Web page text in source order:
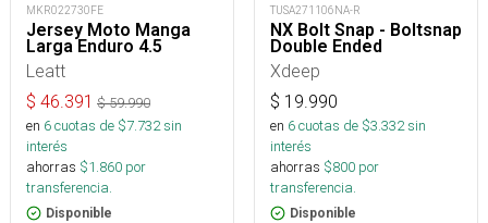
MKR022730FE
Jersey Moto Manga
Larga Enduro 4.5
Leatt
$ 46.391 $59.990
en 6cuotas de $7.732sin
interés
ahorras $1.860 por
transferencia.
Disponible
TUSA271106NA-R
NX Bolt Snap - Boltsnap
Double Ended
Xdeep
$ 19.990
en 6cuotas de $3.332sin
interés
ahorras $800 por
transferencia.
Disponible